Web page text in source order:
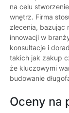
na celu
wnętrz. Firma
zlecenia, bazując
innowacji w
konsultacje i
takich jak zakup
że kluczowymi
budowanie
Oceny na